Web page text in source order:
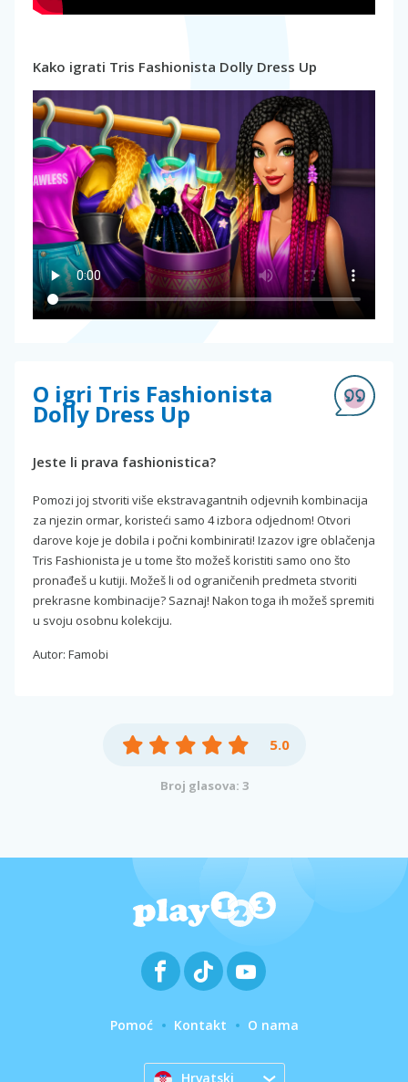
Kako igrati Tris Fashionista Dolly Dress Up
O igri Tris Fashionista
Dolly Dress Up
Jeste li prava fashionistica?
Pomozi joj stvoriti više ekstravagantnih odjevnih kombinacija
za njezin ormar, koristeći samo 4 izbora odjednom! Otvori
darove koje je dobila i počni kombinirati! Izazov igre oblačenja
Tris Fashionista je u tome što možeš koristiti samo ono što
pronađeš u kutiji. Možeš li od ograničenih predmeta stvoriti
prekrasne kombinacije? Saznaj! Nakon toga ih možeš spremiti
u svoju osobnu kolekciju.
Autor: Famobi
5.0
Broj glasova: 3
Pomoć Kontakt O nama
Hrvatski